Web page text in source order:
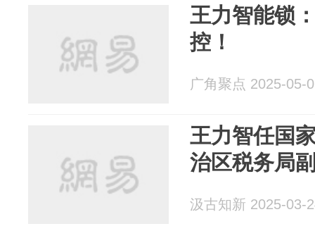
王力智能锁
控！
广角聚点 2025-05-
王力智任国
治区税务局
汲古知新 2025-03-